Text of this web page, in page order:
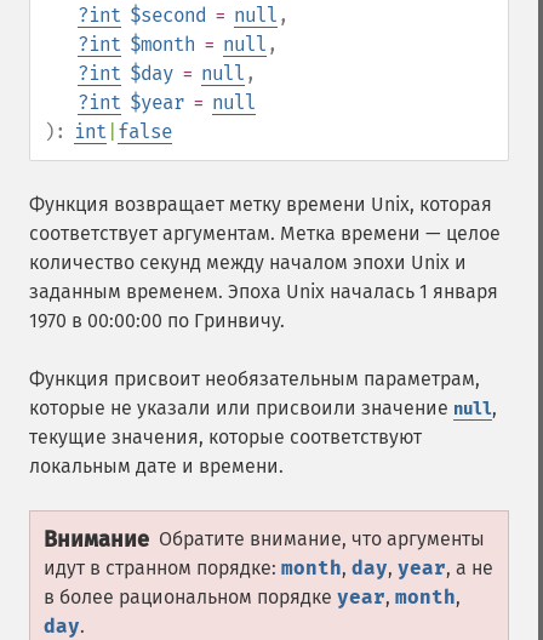
?int $second = null ,
?int $month = null ,
?int $day = null ,
?int $year = null
):
int false
Функция возвращает метку времени Unix, которая
соответствует аргументам. Метка времени — целое
количество секунд между началом эпохи Unix и
заданным временем. Эпоха Unix началась 1 января
1970 в 00:00:00 по Гринвичу.
Функция присвоит необязательным параметрам,
которые не указали или присвоили значение null,
текущие значения, которые соответствуют
локальным дате и времени.
Внимание Обратите внимание, что аргументы
идут в странном порядке: month, day, year, а не
в более рациональном порядке year, month,
day.